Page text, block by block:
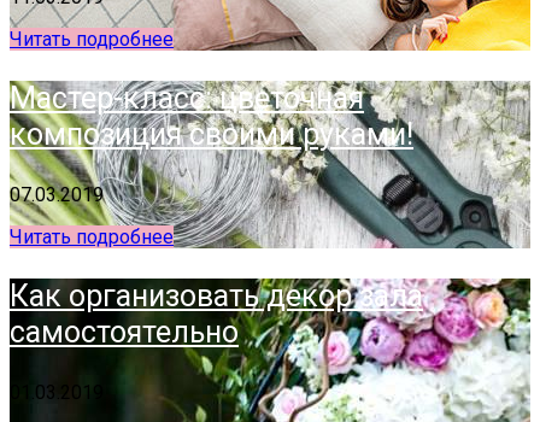
Читать подробнее
Мастер-класс: цветочная
композиция своими руками!
07.03.2019
Читать подробнее
Как организовать декор зала
самостоятельно
01.03.2019